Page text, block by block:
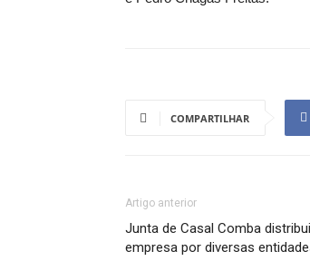
COMPARTILHAR
Artigo anterior
Junta de Casal Comba
empresa por diversas